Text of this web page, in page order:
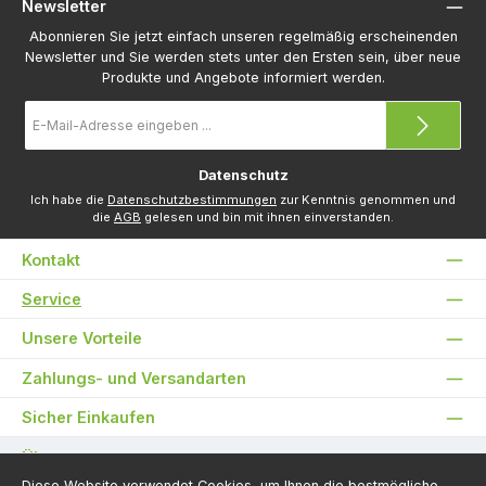
Newsletter
Abonnieren Sie jetzt einfach unseren regelmäßig erscheinenden
Newsletter und Sie werden stets unter den Ersten sein, über neue
Produkte und Angebote informiert werden.
Mail-
Adresse
Datenschutz
Ich habe die Datenschutzbestimmungen zur Kenntnis genommen und
die AGB gelesen und bin mit ihnen einverstanden.
Kontakt
Service
Unsere Vorteile
Zahlungs- und Versandarten
Sicher Einkaufen
Über uns